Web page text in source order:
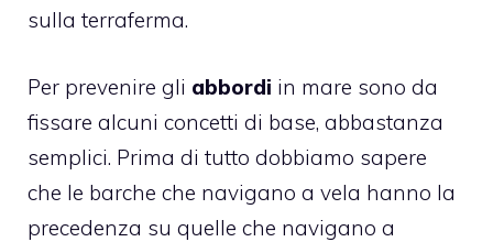
sulla terraferma.
Per prevenire gli abbordi in mare sono da
fissare alcuni concetti di base, abbastanza
semplici. Prima di tutto dobbiamo sapere
che le barche che navigano a vela hanno la
precedenza su quelle che navigano a